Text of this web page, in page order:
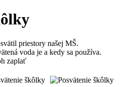
priestory našej MŠ.
voda je a kedy sa používa.
zaplať